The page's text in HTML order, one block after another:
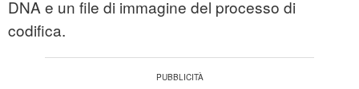
DNA e un file di immagine del processo di
codifica.